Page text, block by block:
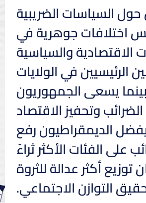
السياسات الضريبية
اختلافات جوهرية في
الاقتصادية والسياسية
الرئيسيين في الولايات
يسعى الجمهوريون
وتحفيز الاقتصاد
يفضل الديمقراطيون رفع
على الفئات الأكثر ثراءً
توزيع أكثر عدالة للثروة
التوازن الاجتماعي.